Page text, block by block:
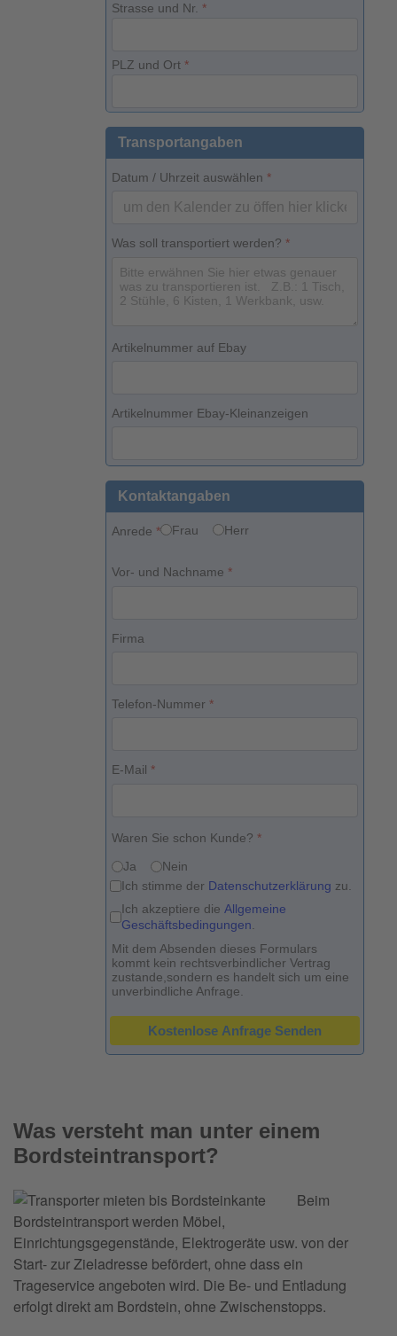
Strasse und Nr. *
PLZ und Ort *
Transportangaben
Datum / Uhrzeit auswählen *
Was soll transportiert werden? *
Artikelnummer auf Ebay
Artikelnummer Ebay-Kleinanzeigen
Kontaktangaben
Anrede * Frau Herr
Vor- und Nachname *
Firma
Telefon-Nummer *
E-Mail *
Waren Sie schon Kunde? *
Ja Nein
Datenschutzerklärung*
Ich stimme der Datenschutzerklärung zu.
AGBs*
Ich akzeptiere die Allgemeine
Geschäftsbedingungen.
Mit dem Absenden dieses Formulars
kommt kein rechtsverbindlicher Vertrag
zustande,sondern es handelt sich um eine
unverbindliche Anfrage.
reCAPTCHA*
Kostenlose Anfrage Senden
Was versteht man unter einem
Bordsteintransport?
Beim
Bordsteintransport werden Möbel,
Einrichtungsgegenstände, Elektrogeräte usw. von der
Start- zur Zieladresse befördert, ohne dass ein
Trageservice angeboten wird. Die Be- und Entladung
erfolgt direkt am Bordstein, ohne Zwischenstopps.